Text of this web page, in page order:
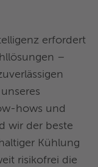
erfordert
–
hows und
wir der beste
Kühlung
risikofrei die